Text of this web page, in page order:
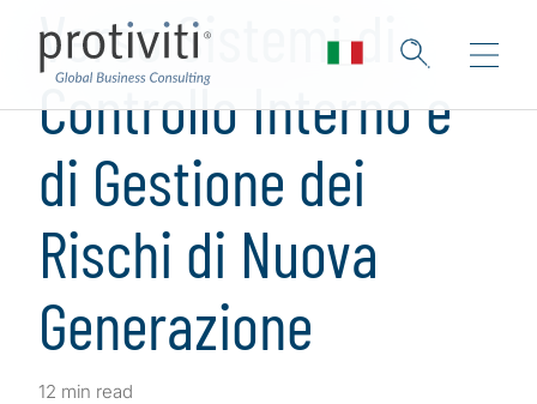
Verso Sistemi di
Controllo Interno e
di Gestione dei
Rischi di Nuova
Generazione
12 min read